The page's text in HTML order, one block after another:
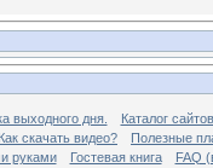
выходного дня.
Каталог сайтов
Как скачать видео?
Полезные
руками
Гостевая книга FAQ